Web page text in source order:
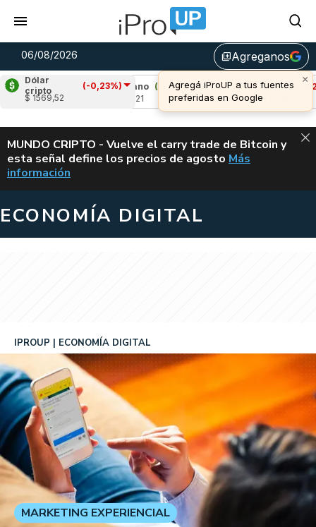
06/08/2026 library_addAgreganos
×
Agregá iProUP a tus fuentes
preferidas en Google
Dólar
cripto
(-0,23%)
$ 1569,52
Cardano
(8,17%)
Avalanche (-
u$s 6,46
ALERTA
MUNDO CRIPTO - Vuelve el carry trade de Bitcoin y
esta señal define los precios de agosto VUELVE EL
Más
información
ECONOMÍA DIGITAL
IPROUP ECONOMÍA DIGITAL
MARKETING EXPERIENCIAL